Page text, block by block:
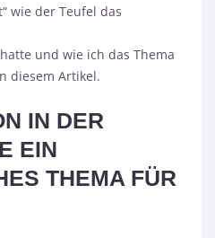
wie der Teufel das
und wie ich das Thema
diesem Artikel.
IN DER
EIN
THEMA FÜR